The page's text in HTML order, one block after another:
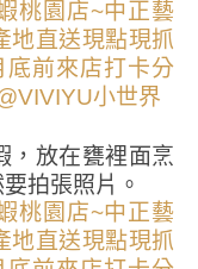
，放在甕裡面烹
拍張照片。